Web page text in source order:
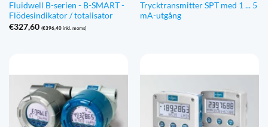
Fluidwell B-serien - B-SMART -
Flödesindikator / totalisator
€327,60 (€396,40inkl. moms)
Trycktransmitter SPT med 1 ... 5
mA-utgång